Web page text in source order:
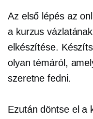
Az első lépés az
a kurzus
elkészítése.
olyan témáról,
szeretne fedni.
Ezután döntse el a